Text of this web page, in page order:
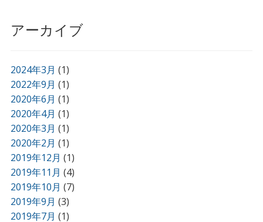
アーカイブ
2024年3月 (1)
2022年9月 (1)
2020年6月 (1)
2020年4月 (1)
2020年3月 (1)
2020年2月 (1)
2019年12月 (1)
2019年11月 (4)
2019年10月 (7)
2019年9月 (3)
2019年7月 (1)